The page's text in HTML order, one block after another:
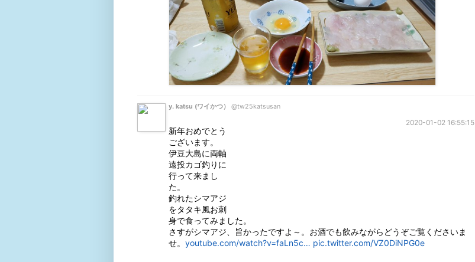
2020-01-02 16:55:15
y. katsu (ワイかつ） @tw25katsusan
新年おめでとう
ございます。
伊豆大島に両軸
遠投カゴ釣りに
行って来まし
た。
釣れたシマアジ
をタタキ風お刺
身で食ってみました。
さすがシマアジ、旨かったですよ～。お酒でも飲みながらどうぞご覧くださいま
せ。 youtube.com/watch?v=faLn5c… pic.twitter.com/VZ0DiNPG0e